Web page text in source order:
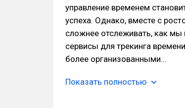
управление временем
успеха. Однако, вместе с
сложнее отслеживать, как
сервисы для трекинга
более организованными…
Показать полностью